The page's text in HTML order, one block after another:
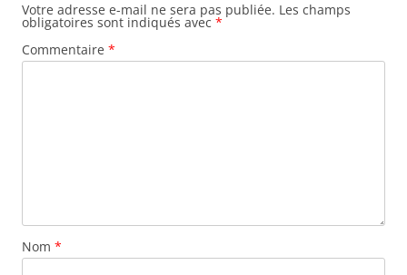
Votre adresse e-mail ne sera pas publiée. Les champs
obligatoires sont indiqués avec *
Commentaire *
Nom *